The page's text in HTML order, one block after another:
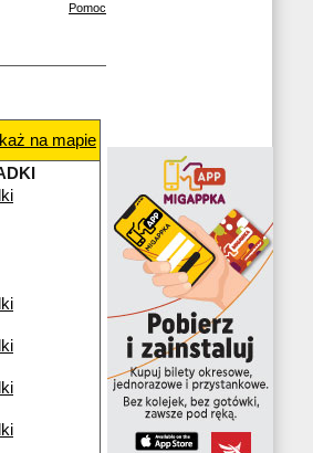
Pomoc
na mapie